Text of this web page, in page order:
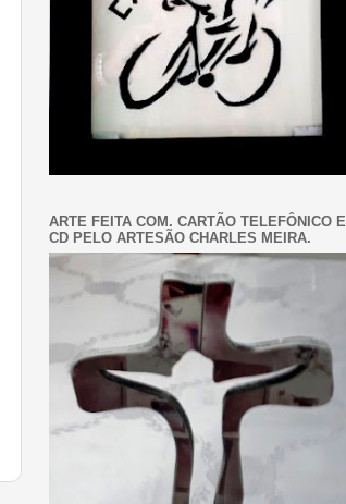
ARTE FEITA COM. CARTÃO TELEFÔNICO E
CD PELO ARTESÃO CHARLES MEIRA.